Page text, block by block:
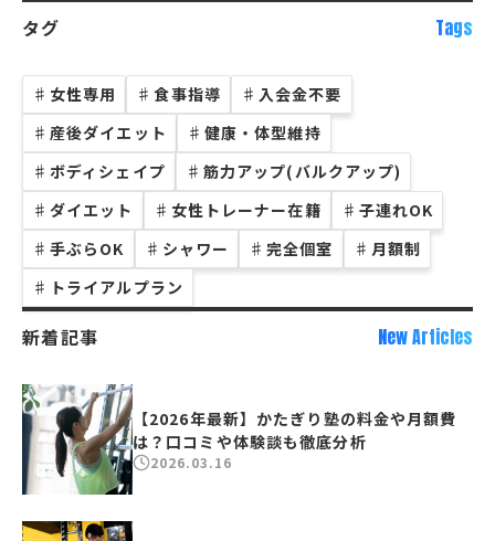
タグ Tags
♯ 女性専用 ♯ 食事指導 ♯ 入会金不要
♯ 産後ダイエット ♯ 健康・体型維持
♯ ボディシェイプ ♯ 筋力アップ(バルクアップ)
♯ ダイエット ♯ 女性トレーナー在籍 ♯ 子連れOK
♯ 手ぶらOK ♯ シャワー ♯ 完全個室 ♯ 月額制
♯ トライアルプラン
新着記事 New Articles
【2026年最新】かたぎり塾の料金や月額費
は？口コミや体験談も徹底分析
2026.03.16